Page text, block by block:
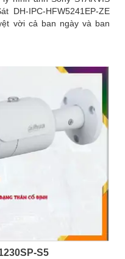
DH-IPC-HFW5241EP-ZE
vời cả ban ngày và ban
S5